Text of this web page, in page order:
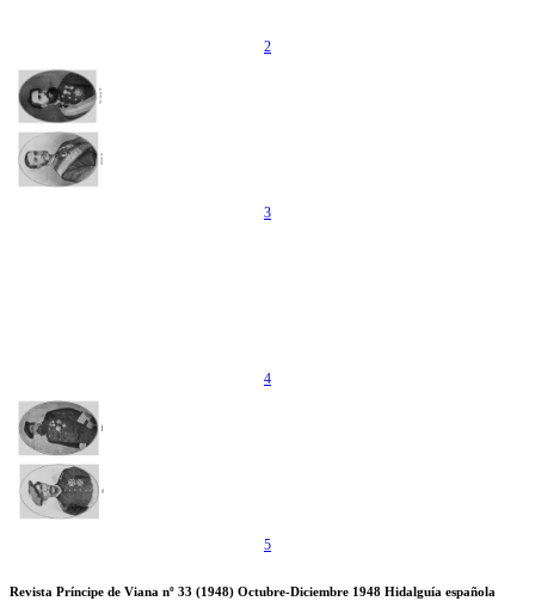
2
3
4
5
Revista Príncipe de Viana nº 33 (1948) Octubre-Diciembre 1948 Hidalguía española